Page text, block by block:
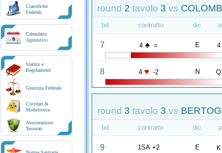
Classifiche
Federali
8
Calendario
Agonistico
Statuto e
Regolamenti
Giustizia Federale
Circolari &
Modulistica
Assicurazione
Tesserati
round 2 tavolo 3 vs
bd. contratto dic.
7 4 ♠ = E 4
8 4 ♥ -2 N Q
round 3 tavolo 3 vs
bd. contratto dic.
9 1SA +2 E K